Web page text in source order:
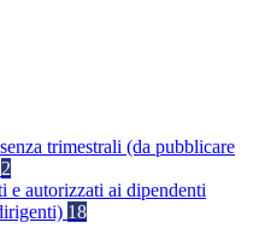
trimestrali (da pubblicare
2
e autorizzati ai dipendenti
18